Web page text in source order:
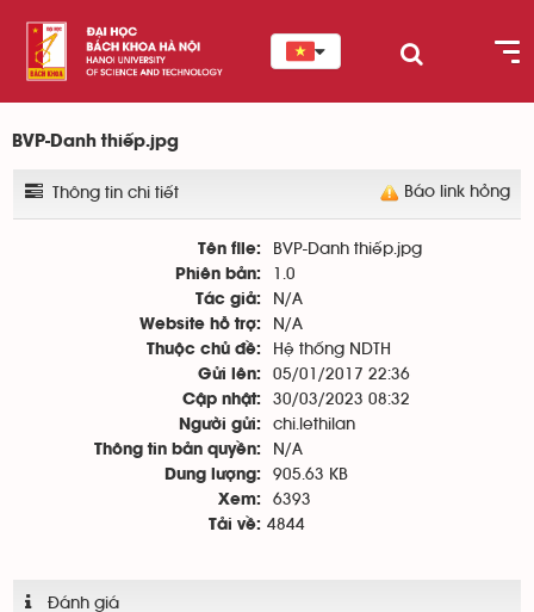
BVP-Danh thiếp.jpg
Báo link hỏng
Thông tin chi tiết
Tên file: BVP-Danh thiếp.jpg
Phiên bản: 1.0
Tác giả: N/A
Website hỗ trợ: N/A
Thuộc chủ đề: Hệ thống NDTH
Gửi lên: 05/01/2017 22:36
Cập nhật: 30/03/2023 08:32
Người gửi: chi.lethilan
Thông tin bản quyền: N/A
Dung lượng: 905.63 KB
Xem: 6393
Tải về: 4844
Đánh giá